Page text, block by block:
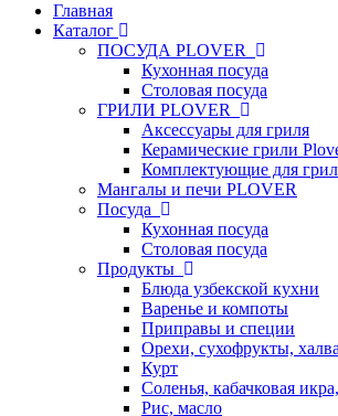
Главная
Каталог
ПОСУДА PLOVER
Кухонная посуда
Столовая посуда
ГРИЛИ PLOVER
Аксессуары для гриля
Керамические грили
Комплектующие для
Мангалы и печи PLOVER
Посуда
Кухонная посуда
Столовая посуда
Продукты
Блюда узбекской кухни
Варенье и компоты
Приправы и специи
Орехи, сухофрукты,
Курт
Соленья, кабачковая
Рис, масло